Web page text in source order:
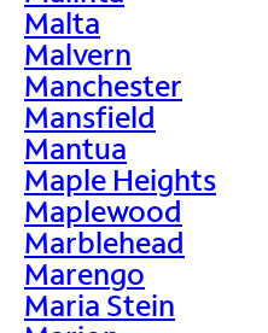
Malta
Malvern
Manchester
Mansfield
Mantua
Maple Heights
Maplewood
Marblehead
Marengo
Maria Stein